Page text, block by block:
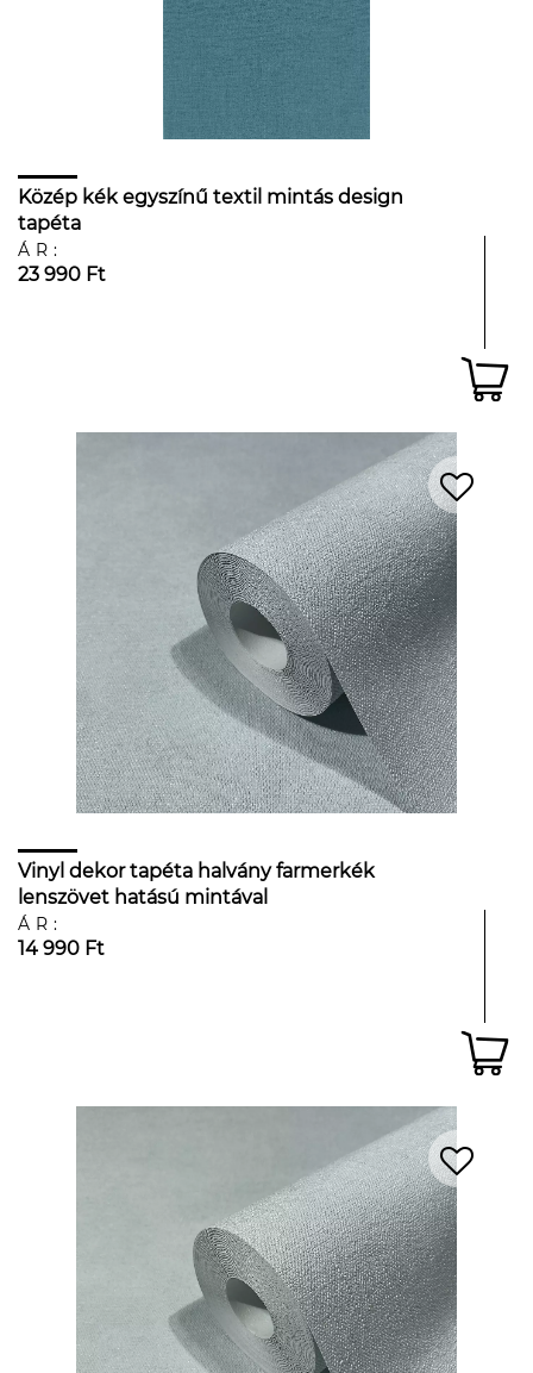
Közép kék egyszínű textil mintás design
tapéta
ÁR:
23 990 Ft
Vinyl dekor tapéta halvány farmerkék
lenszövet hatású mintával
ÁR:
14 990 Ft